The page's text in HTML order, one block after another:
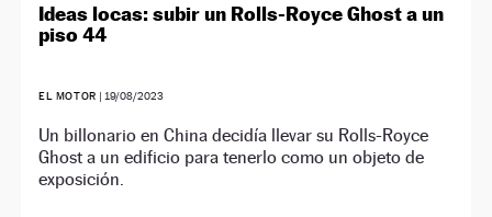
Ideas locas: subir un Rolls-Royce Ghost a un
piso 44
EL MOTOR | 19/08/2023
Un billonario en China decidía llevar su Rolls-Royce
Ghost a un edificio para tenerlo como un objeto de
exposición.